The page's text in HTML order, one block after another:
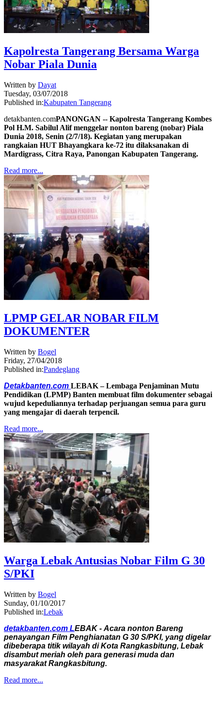
Kapolresta Tangerang Bersama Warga
Nobar Piala Dunia
Written by Dayat
Tuesday, 03/07/2018
Published in:Kabupaten Tangerang
detakbanten.comPANONGAN -- Kapolresta Tangerang Kombes
Pol H.M. Sabilul Alif menggelar nonton bareng (nobar) Piala
Dunia 2018, Senin (2/7/18). Kegiatan yang merupakan
rangkaian HUT Bhayangkara ke-72 itu dilaksanakan di
Mardigrass, Citra Raya, Panongan Kabupaten Tangerang.
Read more...
LPMP GELAR NOBAR FILM
DOKUMENTER
Written by Bogel
Friday, 27/04/2018
Published in:Pandeglang
Detakbanten.com LEBAK – Lembaga Penjaminan Mutu
Pendidikan (LPMP) Banten membuat film dokumenter sebagai
wujud kepeduliannya terhadap perjuangan semua para guru
yang mengajar di daerah terpencil.
Read more...
Warga Lebak Antusias Nobar Film G 30
S/PKI
Written by Bogel
Sunday, 01/10/2017
Published in:Lebak
detakbanten.com LEBAK - Acara nonton Bareng
penayangan Film Penghianatan G 30 S/PKI, yang digelar
dibeberapa titik wilayah di Kota Rangkasbitung, Lebak
disambut meriah oleh para generasi muda dan
masyarakat Rangkasbitung.
Read more...